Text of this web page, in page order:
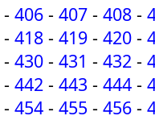
- 406 - 407 - 408 -
- 418 - 419 - 420 -
- 430 - 431 - 432 -
- 442 - 443 - 444 -
- 454 - 455 - 456 -